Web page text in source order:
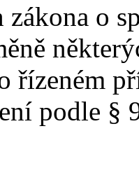
o
řízeném
podle §